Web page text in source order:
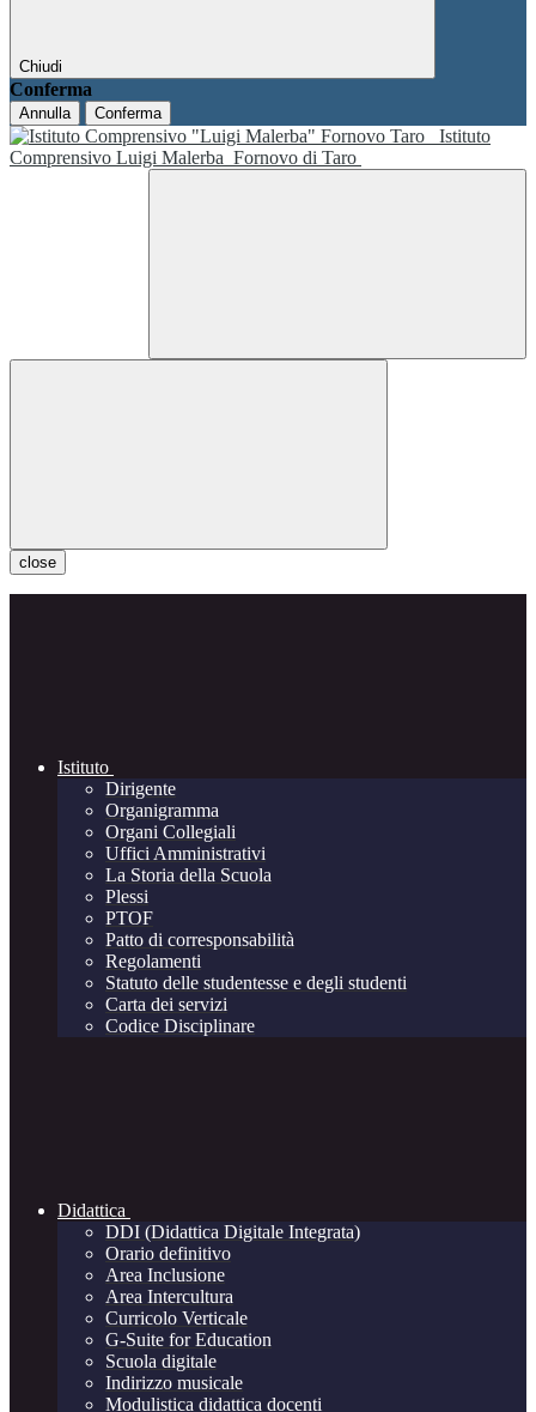
Chiudi
Conferma
Annulla Conferma
Istituto
Comprensivo Luigi Malerba Fornovo di Taro
close
Istituto
Dirigente
Organigramma
Organi Collegiali
Uffici Amministrativi
La Storia della Scuola
Plessi
PTOF
Patto di corresponsabilità
Regolamenti
Statuto delle studentesse e degli studenti
Carta dei servizi
Codice Disciplinare
Didattica
DDI (Didattica Digitale Integrata)
Orario definitivo
Area Inclusione
Area Intercultura
Curricolo Verticale
G-Suite for Education
Scuola digitale
Indirizzo musicale
Modulistica didattica docenti